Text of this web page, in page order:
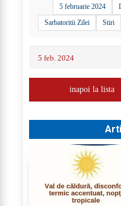
5 februarie 2024
Sarbatoritii Zilei
Stiri
5 feb. 2024
inapoi la lista